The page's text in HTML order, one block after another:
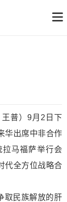
普）9月2日下
华出席中非合作
马福萨举行会
代全方位战略合
取民族解放的肝